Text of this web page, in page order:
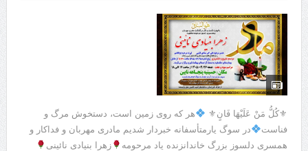
⚜كُلُّ مَنْ عَلَيْهَا فَانٍ⚜
هر که روی زمین است، دستخوش مرگ و
فناست
در سوگ یارمتأسفانه خبردار شدیم مادری مهربان و فداکار و
همسری دلسوز بزرگ خاندانزنده یاد مرحومه
زهرا بنیادی نائینی